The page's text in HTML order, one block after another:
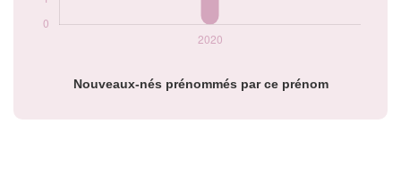
Nouveaux-nés prénommés par ce prénom